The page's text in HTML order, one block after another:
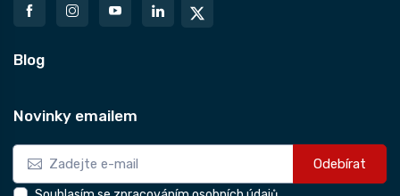
Blog
Novinky emailem
Odebírat